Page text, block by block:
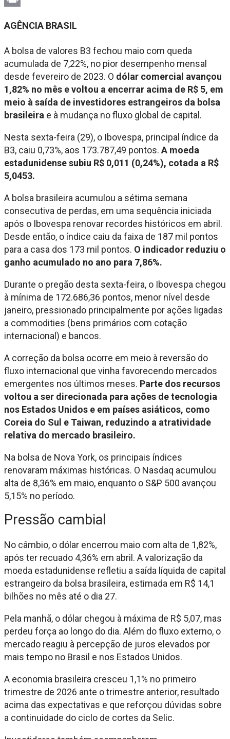
AGÊNCIA BRASIL
A bolsa de valores B3 fechou maio com queda
acumulada de 7,22%, no pior desempenho mensal
desde fevereiro de 2023. O dólar comercial avançou
1,82% no mês e voltou a encerrar acima de R$ 5, em
meio à saída de investidores estrangeiros da bolsa
brasileira e à mudança no fluxo global de capital.
Nesta sexta-feira (29), o Ibovespa, principal índice da
B3, caiu 0,73%, aos 173.787,49 pontos. A moeda
estadunidense subiu R$ 0,011 (0,24%), cotada a R$
5,0453.
A bolsa brasileira acumulou a sétima semana
consecutiva de perdas, em uma sequência iniciada
após o Ibovespa renovar recordes históricos em abril.
Desde então, o índice caiu da faixa de 187 mil pontos
para a casa dos 173 mil pontos. O indicador reduziu o
ganho acumulado no ano para 7,86%.
Durante o pregão desta sexta-feira, o Ibovespa chegou
à mínima de 172.686,36 pontos, menor nível desde
janeiro, pressionado principalmente por ações ligadas
a commodities (bens primários com cotação
internacional) e bancos.
A correção da bolsa ocorre em meio à reversão do
fluxo internacional que vinha favorecendo mercados
emergentes nos últimos meses. Parte dos recursos
voltou a ser direcionada para ações de tecnologia
nos Estados Unidos e em países asiáticos, como
Coreia do Sul e Taiwan, reduzindo a atratividade
relativa do mercado brasileiro.
Na bolsa de Nova York, os principais índices
renovaram máximas históricas. O Nasdaq acumulou
alta de 8,36% em maio, enquanto o S&P 500 avançou
5,15% no período.
Pressão cambial
No câmbio, o dólar encerrou maio com alta de 1,82%,
após ter recuado 4,36% em abril. A valorização da
moeda estadunidense refletiu a saída líquida de capital
estrangeiro da bolsa brasileira, estimada em R$ 14,1
bilhões no mês até o dia 27.
Pela manhã, o dólar chegou à máxima de R$ 5,07, mas
perdeu força ao longo do dia. Além do fluxo externo, o
mercado reagiu à percepção de juros elevados por
mais tempo no Brasil e nos Estados Unidos.
A economia brasileira cresceu 1,1% no primeiro
trimestre de 2026 ante o trimestre anterior, resultado
acima das expectativas e que reforçou dúvidas sobre
a continuidade do ciclo de cortes da Selic.